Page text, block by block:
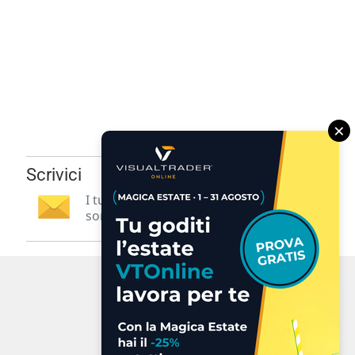
Scrivici
I tuoi suggerimenti per noi
sono preziosi e molto utili! »
×